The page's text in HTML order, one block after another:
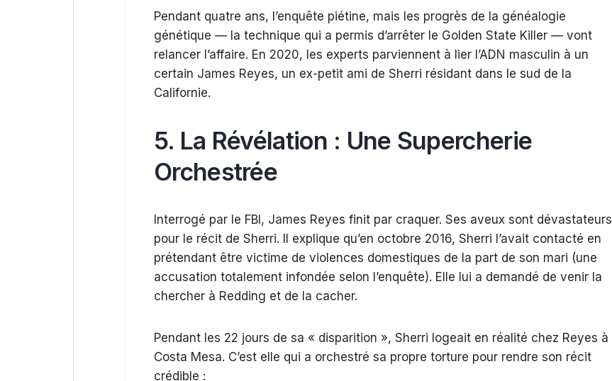
Pendant quatre ans, l’enquête piétine, mais les progrès de la généalogie
génétique — la technique qui a permis d’arrêter le Golden State Killer — vont
relancer l’affaire. En 2020, les experts parviennent à lier l’ADN masculin à un
certain James Reyes, un ex-petit ami de Sherri résidant dans le sud de la
Californie.
5. La Révélation : Une Supercherie
Orchestrée
Interrogé par le FBI, James Reyes finit par craquer. Ses aveux sont dévastateurs
pour le récit de Sherri. Il explique qu’en octobre 2016, Sherri l’avait contacté en
prétendant être victime de violences domestiques de la part de son mari (une
accusation totalement infondée selon l’enquête). Elle lui a demandé de venir la
chercher à Redding et de la cacher.
Pendant les 22 jours de sa « disparition », Sherri logeait en réalité chez Reyes à
Costa Mesa. C’est elle qui a orchestré sa propre torture pour rendre son récit
crédible :